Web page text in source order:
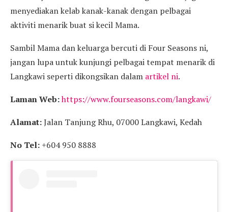
menyediakan kelab kanak-kanak dengan pelbagai
aktiviti menarik buat si kecil Mama.
Sambil Mama dan keluarga bercuti di Four Seasons ni,
jangan lupa untuk kunjungi pelbagai tempat menarik di
Langkawi seperti dikongsikan dalam artikel ni.
Laman Web:https://www.fourseasons.com/langkawi/
Alamat:Jalan Tanjung Rhu, 07000 Langkawi, Kedah
No Tel: +604 950 8888